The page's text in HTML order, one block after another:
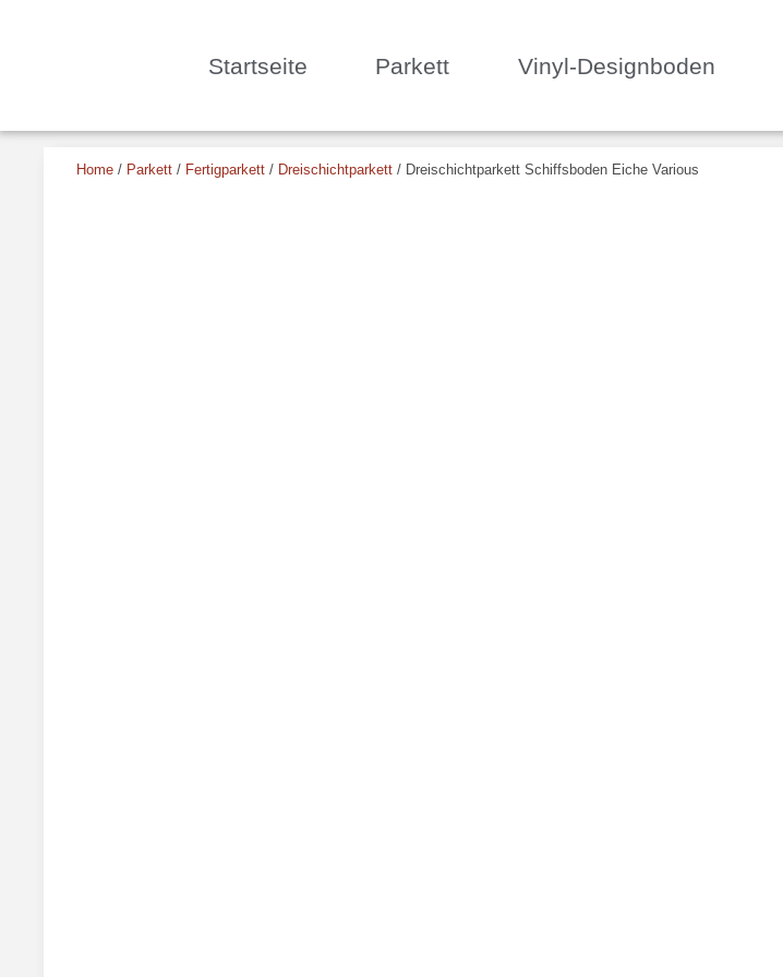
Startseite Parkett Vinyl-Designboden
Home / Parkett / Fertigparkett / Dreischichtparkett / Dreischichtparkett Schiffsboden Eiche Various